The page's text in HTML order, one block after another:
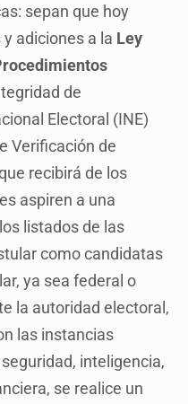
sepan que hoy
adiciones a la Ley
de
Electoral (INE)
Verificación de
recibirá de los
aspiren a una
listados de las
como candidatas
ya sea federal o
la autoridad electoral,
las instancias
inteligencia,
se realice un